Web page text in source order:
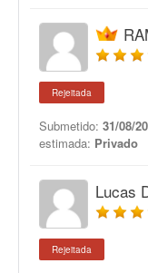
Rejeitada
Submetido: 31/08/
estimada: Privado
Lucas
Rejeitada